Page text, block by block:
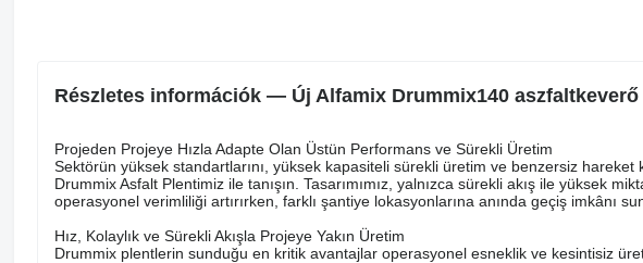
Részletes információk — Új Alfamix Drummix140 aszfaltkeverő
Projeden Projeye Hızla Adapte Olan Üstün Performans ve Sürekli Üretim
Sektörün yüksek standartlarını, yüksek kapasiteli sürekli üretim ve benzersiz
Drummix Asfalt Plentimiz ile tanışın. Tasarımımız, yalnızca sürekli akış ile yüksek
operasyonel verimliliği artırırken, farklı şantiye lokasyonlarına anında geçiş imkânı
Hız, Kolaylık ve Sürekli Akışla Projeye Yakın Üretim
Drummix plentlerin sunduğu en kritik avantajlar operasyonel esneklik ve kesintisiz